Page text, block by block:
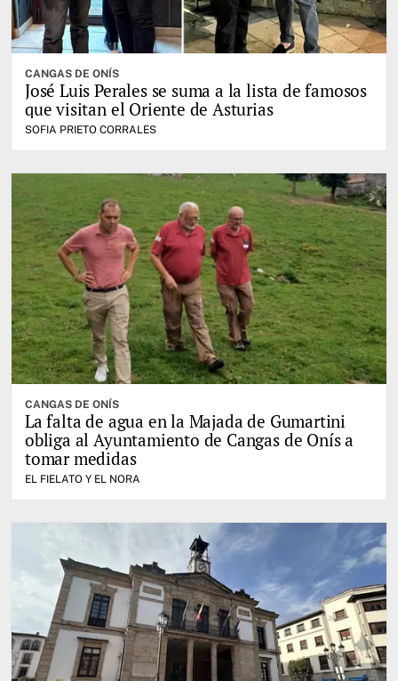
CANGAS DE ONÍS
José Luis Perales se suma a la lista de famosos
que visitan el Oriente de Asturias
SOFIA PRIETO CORRALES
CANGAS DE ONÍS
La falta de agua en la Majada de Gumartini
obliga al Ayuntamiento de Cangas de Onís a
tomar medidas
EL FIELATO Y EL NORA